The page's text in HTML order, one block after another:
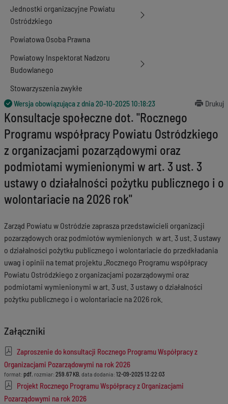
Jednostki organizacyjne Powiatu
Ostródzkiego
Powiatowa Osoba Prawna
Powiatowy Inspektorat Nadzoru
Budowlanego
Stowarzyszenia zwykłe
Wersja obowiązująca z dnia20-10-2025 10:18:23 Drukuj
Konsultacje społeczne dot. "Rocznego
Programu współpracy Powiatu Ostródzkiego
z organizacjami pozarządowymi oraz
podmiotami wymienionymi w art. 3 ust. 3
ustawy o działalności pożytku publicznego i o
wolontariacie na 2026 rok"
Zarząd Powiatu w Ostródzie zaprasza przedstawicieli organizacji
pozarządowych oraz podmiotów wymienionych w art. 3 ust. 3 ustawy
o działalności pożytku publicznego i wolontariacie do przedkładania
uwag i opinii na temat projektu „Rocznego Programu współpracy
Powiatu Ostródzkiego z organizacjami pozarządowymi oraz
podmiotami wymienionymi w art. 3 ust. 3 ustawy o działalności
pożytku publicznego i o wolontariacie na 2026 rok.
Załączniki
Zaproszenie do konsultacji Rocznego Programu Współpracy z
Organizacjami Pozarządowymi na rok 2026
format: pdf, rozmiar: 259.67 KB, data dodania: 12-09-2025 13:22:03
Projekt Rocznego Programu Współpracy z Organizacjami
Pozarządowymi na rok 2026